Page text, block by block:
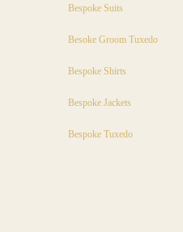
Bespoke Suits
Besoke Groom Tuxedo
Bespoke Shirts
Bespoke Jackets
Bespoke Tuxedo